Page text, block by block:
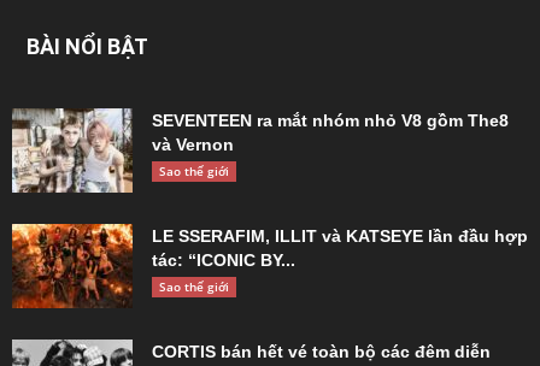
BÀI NỔI BẬT
SEVENTEEN ra mắt nhóm nhỏ V8 gồm The8
và Vernon
Sao thế giới
LE SSERAFIM, ILLIT và KATSEYE lần đầu hợp
tác: “ICONIC BY...
Sao thế giới
CORTIS bán hết vé toàn bộ các đêm diễn